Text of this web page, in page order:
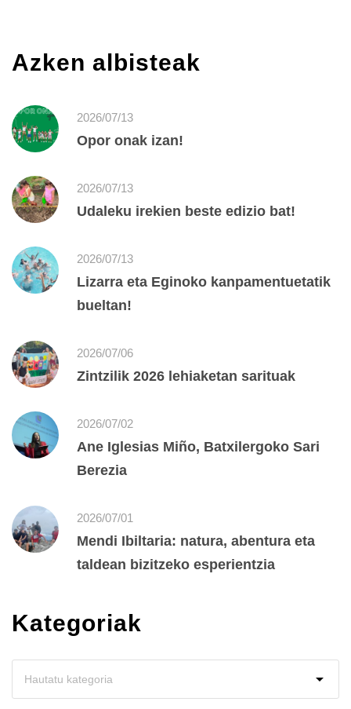
Azken albisteak
2026/07/13
Opor onak izan!
2026/07/13
Udaleku irekien beste edizio bat!
2026/07/13
Lizarra eta Eginoko kanpamentuetatik
bueltan!
2026/07/06
Zintzilik 2026 lehiaketan sarituak
2026/07/02
Ane Iglesias Miño, Batxilergoko Sari
Berezia
2026/07/01
Mendi Ibiltaria: natura, abentura eta
taldean bizitzeko esperientzia
Kategoriak